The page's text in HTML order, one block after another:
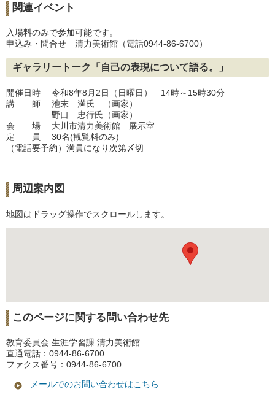
関連イベント
入場料のみで参加可能です。
申込み・問合せ 清力美術館（電話0944-86-6700）
ギャラリートーク「自己の表現について語る。」
開催日時 令和8年8月2日（日曜日） 14時～15時30分
講 師 池末 満氏 （画家）
野口 忠行氏（画家）
会 場 大川市清力美術館 展示室
定 員 30名(観覧料のみ)
（電話要予約）満員になり次第〆切
周辺案内図
地図はドラッグ操作でスクロールします。
このページに関する問い合わせ先
教育委員会 生涯学習課 清力美術館
直通電話：0944-86-6700
ファクス番号：0944-86-6700
メールでのお問い合わせはこちら